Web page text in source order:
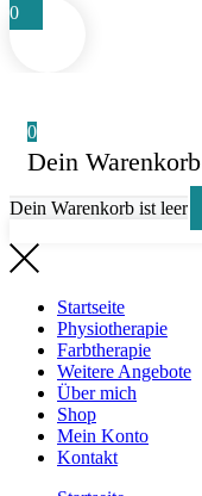
0
0
Dein Warenkorb
Dein Warenkorb ist leer
Startseite
Physiotherapie
Farbtherapie
Weitere Angebote
Über mich
Shop
Mein Konto
Kontakt